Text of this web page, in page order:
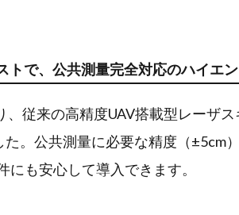
で、公共測量完全対応のハイエ
、従来の高精度UAV搭載型レーザ
。公共測量に必要な精度（±5cm
も安心して導入できます。